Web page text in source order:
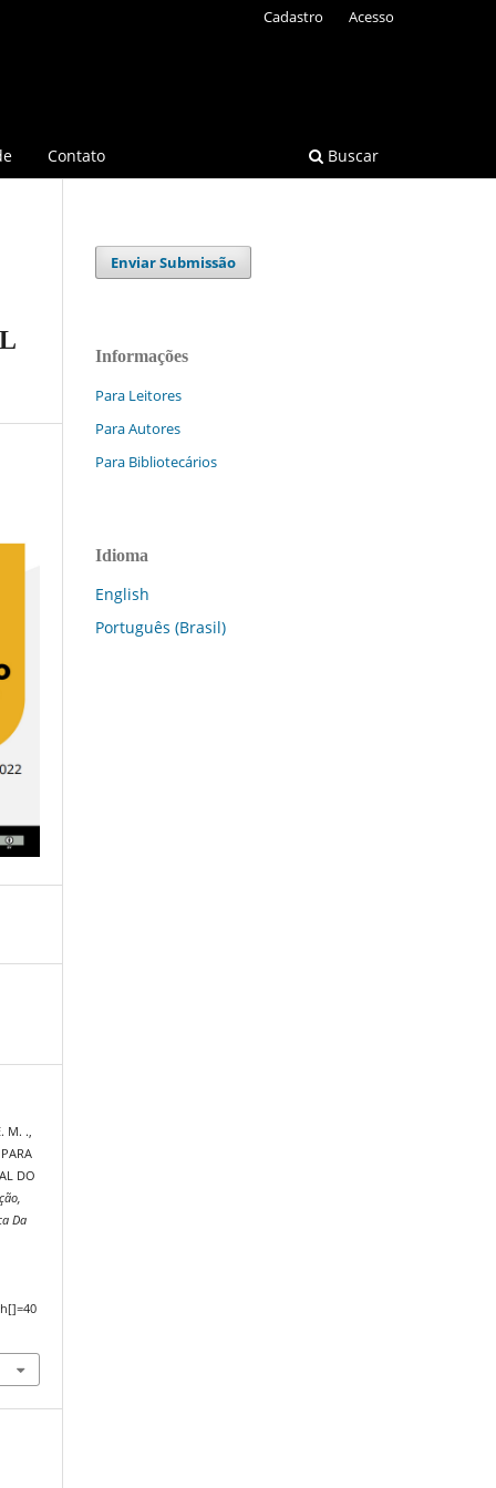
Contato Buscar
Cadastro Acesso
M. .,
DO
Da
Enviar Submissão
Informações
Para Leitores
Para Autores
Para Bibliotecários
Idioma
English
Português (Brasil)